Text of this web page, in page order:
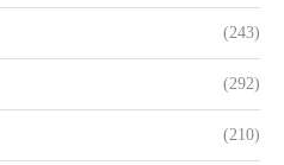
(243)
(292)
(210)